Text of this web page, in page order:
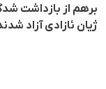
برهم از بازداشت
ژیان ئازادی آزاد